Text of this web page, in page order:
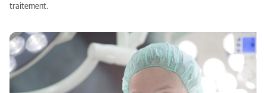
traitement.